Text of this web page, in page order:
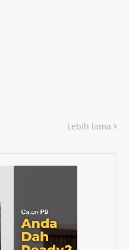
Lebih lama